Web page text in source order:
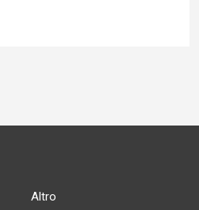
Altro